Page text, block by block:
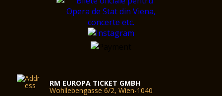
RM EUROPA TICKET GMBH
Wohllebengasse 6/2, Wien-1040